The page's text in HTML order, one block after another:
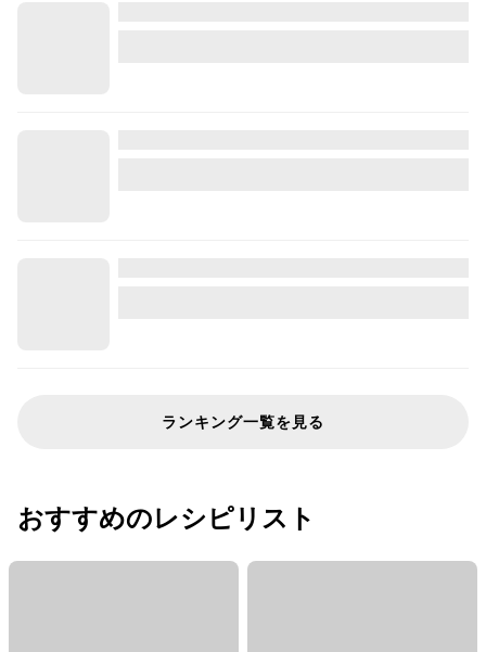
ランキング一覧を見る
おすすめのレシピリスト